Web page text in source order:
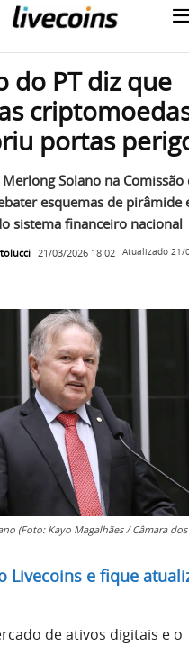
do PT diz que
portas
Solano na Comissão
esquemas de pirâmide
sistema financeiro nacional
21/03/2026 18:02 Atualizado 21/
(Foto: Kayo Magalhães / Câmara
Livecoins e fique
de ativos digitais e o